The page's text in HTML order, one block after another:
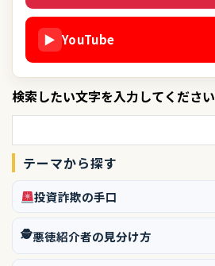
▶ YouTube
検索したい文字を入力してください
テーマから探す
投資詐欺の手口
🕵️悪徳紹介者の見分け方